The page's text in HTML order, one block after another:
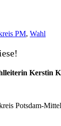
PM, Wahl
Kerstin
Potsdam-